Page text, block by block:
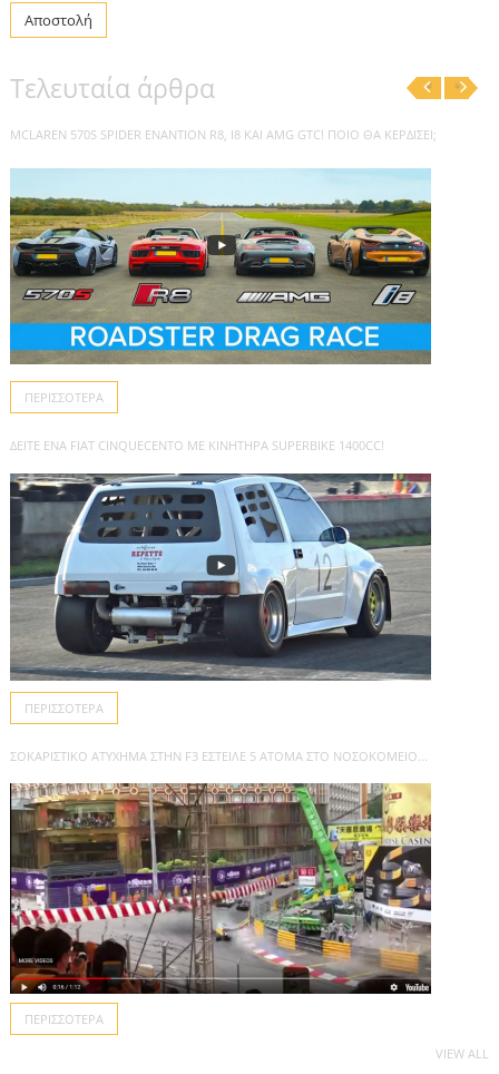
Αποστολή
Τελευταία άρθρα ‹ ›
MCLAREN 570S SPIDER ΕΝΑΝΤΊΟΝ R8, I8 ΚΑΙ AMG GTC! ΠΟΙΟ ΘΑ ΚΕΡΔΊΣΕΙ;
ΠΕΡΙΣΣΌΤΕΡΑ
ΔΕΊΤΕ ΈΝΑ FIAT CINQUECENTO ΜΕ ΚΙΝΗΤΉΡΑ SUPERBIKE 1400CC!
ΠΕΡΙΣΣΌΤΕΡΑ
ΣΟΚΑΡΙΣΤΙΚΌ ΑΤΎΧΗΜΑ ΣΤΗΝ F3 ΈΣΤΕΙΛΕ 5 ΆΤΟΜΑ ΣΤΟ ΝΟΣΟΚΟΜΕΊΟ...
ΠΕΡΙΣΣΌΤΕΡΑ
VIEW ALL